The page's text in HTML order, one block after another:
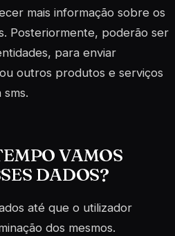
mais informação sobre os
Posteriormente, poderão ser
para enviar
outros produtos e serviços
VAMOS
DADOS?
até que o utilizador
dos mesmos.